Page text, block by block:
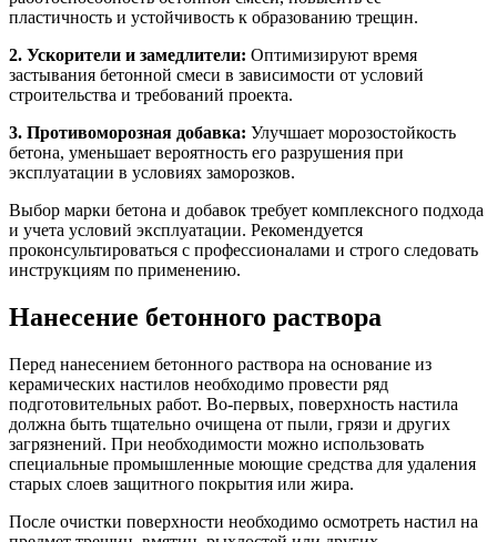
пластичность и устойчивость к образованию трещин.
2. Ускорители и замедлители: Оптимизируют время
застывания бетонной смеси в зависимости от условий
строительства и требований проекта.
3. Противоморозная добавка: Улучшает морозостойкость
бетона, уменьшает вероятность его разрушения при
эксплуатации в условиях заморозков.
Выбор марки бетона и добавок требует комплексного подхода
и учета условий эксплуатации. Рекомендуется
проконсультироваться с профессионалами и строго следовать
инструкциям по применению.
Нанесение бетонного раствора
Перед нанесением бетонного раствора на основание из
керамических настилов необходимо провести ряд
подготовительных работ. Во-первых, поверхность настила
должна быть тщательно очищена от пыли, грязи и других
загрязнений. При необходимости можно использовать
специальные промышленные моющие средства для удаления
старых слоев защитного покрытия или жира.
После очистки поверхности необходимо осмотреть настил на